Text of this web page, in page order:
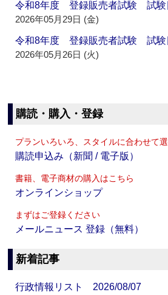
令和8年度 登録販売者試験 試験
2026年05月29日 (金)
令和8年度 登録販売者試験 試験
2026年05月26日 (火)
購読・購入・登録
プランいろいろ、スタイルに合わせて
購読申込み（新聞 / 電子版）
書籍、電子商材の購入はこちら
オンラインショップ
まずはご登録ください
メールニュース 登録（無料）
新着記事
行政情報リスト 2026/08/07